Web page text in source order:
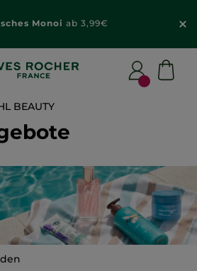
mit deiner Bestellung
BEAUTY